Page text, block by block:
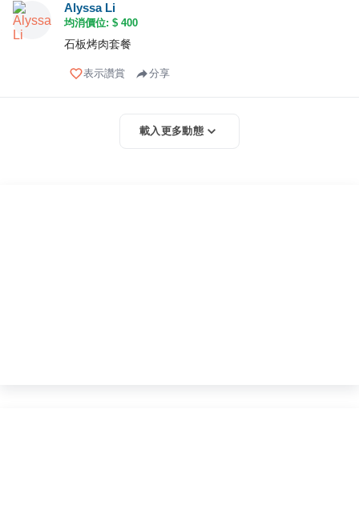
Alyssa Li
均消價位: $ 400
石板烤肉套餐
表示讚賞 分享
載入更多動態